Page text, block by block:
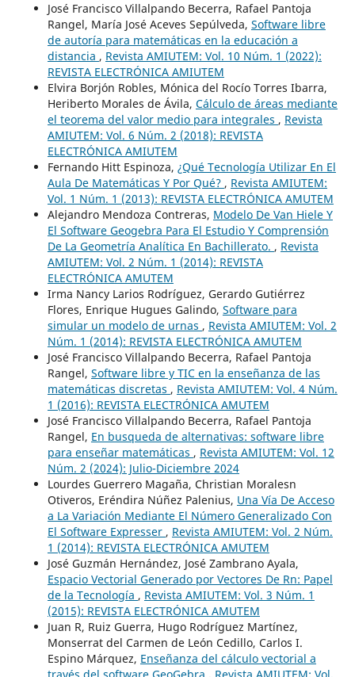
José Francisco Villalpando Becerra, Rafael Pantoja
Rangel, María José Aceves Sepúlveda, Software libre
de autoría para matemáticas en la educación a
distancia , Revista AMIUTEM: Vol. 10 Núm. 1 (2022):
REVISTA ELECTRÓNICA AMIUTEM
Elvira Borjón Robles, Mónica del Rocío Torres Ibarra,
Heriberto Morales de Ávila, Cálculo de áreas mediante
el teorema del valor medio para integrales , Revista
AMIUTEM: Vol. 6 Núm. 2 (2018): REVISTA
ELECTRÓNICA AMIUTEM
Fernando Hitt Espinoza, ¿Qué Tecnología Utilizar En El
Aula De Matemáticas Y Por Qué? , Revista AMIUTEM:
Vol. 1 Núm. 1 (2013): REVISTA ELECTRÓNICA AMUTEM
Alejandro Mendoza Contreras, Modelo De Van Hiele Y
El Software Geogebra Para El Estudio Y Comprensión
De La Geometría Analítica En Bachillerato. , Revista
AMIUTEM: Vol. 2 Núm. 1 (2014): REVISTA
ELECTRÓNICA AMUTEM
Irma Nancy Larios Rodríguez, Gerardo Gutiérrez
Flores, Enrique Hugues Galindo, Software para
simular un modelo de urnas , Revista AMIUTEM: Vol. 2
Núm. 1 (2014): REVISTA ELECTRÓNICA AMUTEM
José Francisco Villalpando Becerra, Rafael Pantoja
Rangel, Software libre y TIC en la enseñanza de las
matemáticas discretas , Revista AMIUTEM: Vol. 4 Núm.
1 (2016): REVISTA ELECTRÓNICA AMUTEM
José Francisco Villalpando Becerra, Rafael Pantoja
Rangel, En busqueda de alternativas: software libre
para enseñar matemáticas , Revista AMIUTEM: Vol. 12
Núm. 2 (2024): Julio-Diciembre 2024
Lourdes Guerrero Magaña, Christian Moralesn
Otiveros, Eréndira Núñez Palenius, Una Vía De Acceso
a La Variación Mediante El Número Generalizado Con
El Software Expresser , Revista AMIUTEM: Vol. 2 Núm.
1 (2014): REVISTA ELECTRÓNICA AMUTEM
José Guzmán Hernández, José Zambrano Ayala,
Espacio Vectorial Generado por Vectores De Rn: Papel
de la Tecnología , Revista AMIUTEM: Vol. 3 Núm. 1
(2015): REVISTA ELECTRÓNICA AMUTEM
Juan R, Ruiz Guerra, Hugo Rodríguez Martínez,
Monserrat del Carmen de León Cedillo, Carlos I.
Espino Márquez, Enseñanza del cálculo vectorial a